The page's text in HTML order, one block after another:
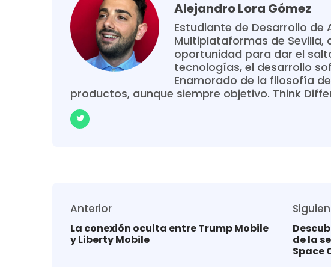
Alejandro Lora Gómez
Estudiante de Desarrollo de
Multiplataformas de Sevilla,
oportunidad para dar el
tecnologías, el desarrollo
Enamorado de la filosofía
productos, aunque siempre objetivo. Think
Anterior
La conexión oculta entre Trump Mobile
y Liberty Mobile
de la
Space